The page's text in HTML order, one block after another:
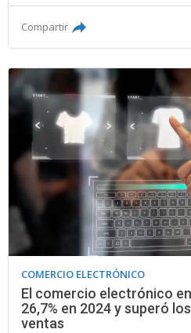
Compartir
COMERCIO ELECTRÓNICO
El comercio electrónico
26,7% en 2024 y superó
ventas